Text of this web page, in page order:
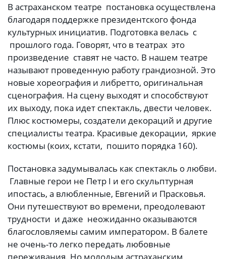
В астраханском театре постановка осуществлена
благодаря поддержке президентского фонда
культурных инициатив. Подготовка велась с
прошлого года. Говорят, что в театрах это
произведение ставят не часто. В нашем театре
называют проведенную работу грандиозной. Это
новые хореография и либретто, оригинальная
сценография. На сцену выходят и способствуют
их выходу, пока идет спектакль, двести человек.
Плюс костюмеры, создатели декораций и другие
специалисты театра. Красивые декорации, яркие
костюмы (коих, кстати, пошито порядка 160).
Постановка задумывалась как спектакль о любви.
Главные герои не Петр I и его скульптурная
ипостась, а влюбленные, Евгений и Прасковья.
Они путешествуют во времени, преодолевают
трудности и даже неожиданно оказываются
благословляемы самим императором. В балете
не очень-то легко передать любовные